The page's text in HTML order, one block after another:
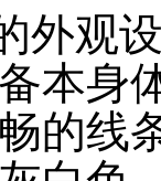
观
本身
的线